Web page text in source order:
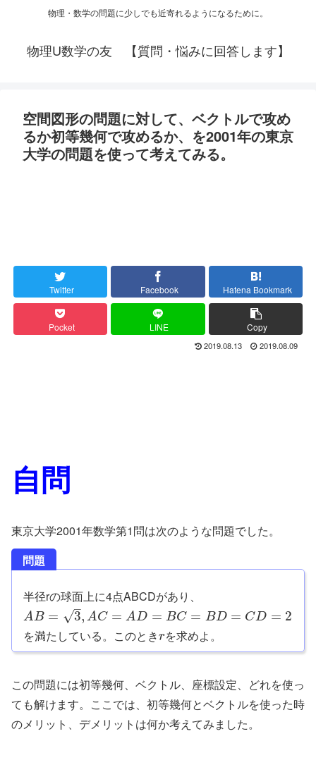
物理・数学の問題に少しでも近寄れるようになるために。
物理U数学の友 【質問・悩みに回答します】
空間図形の問題に対して、ベクトルで攻め
るか初等幾何で攻めるか、を2001年の東京
大学の問題を使って考えてみる。
Twitter Facebook Hatena Bookmark
Pocket LINE Copy
2019.08.13 2019.08.09
自問
東京大学2001年数学第1問は次のような問題でした。
問題
半径rの球面上に4点ABCDがあり、
AB = 3
–
√ , AC = AD = BC = BD = CD = 2
を満たしている。このときrを求めよ。
この問題には初等幾何、ベクトル、座標設定、どれを使っ
ても解けます。ここでは、初等幾何とベクトルを使った時
のメリット、デメリットは何か考えてみました。